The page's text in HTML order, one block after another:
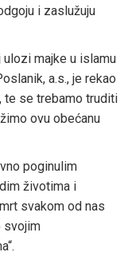
i zaslužuju
majke u islamu
a.s., je rekao
te se trebamo truditi
ovu obećanu
poginulim
životima i
svakom od nas
svojim